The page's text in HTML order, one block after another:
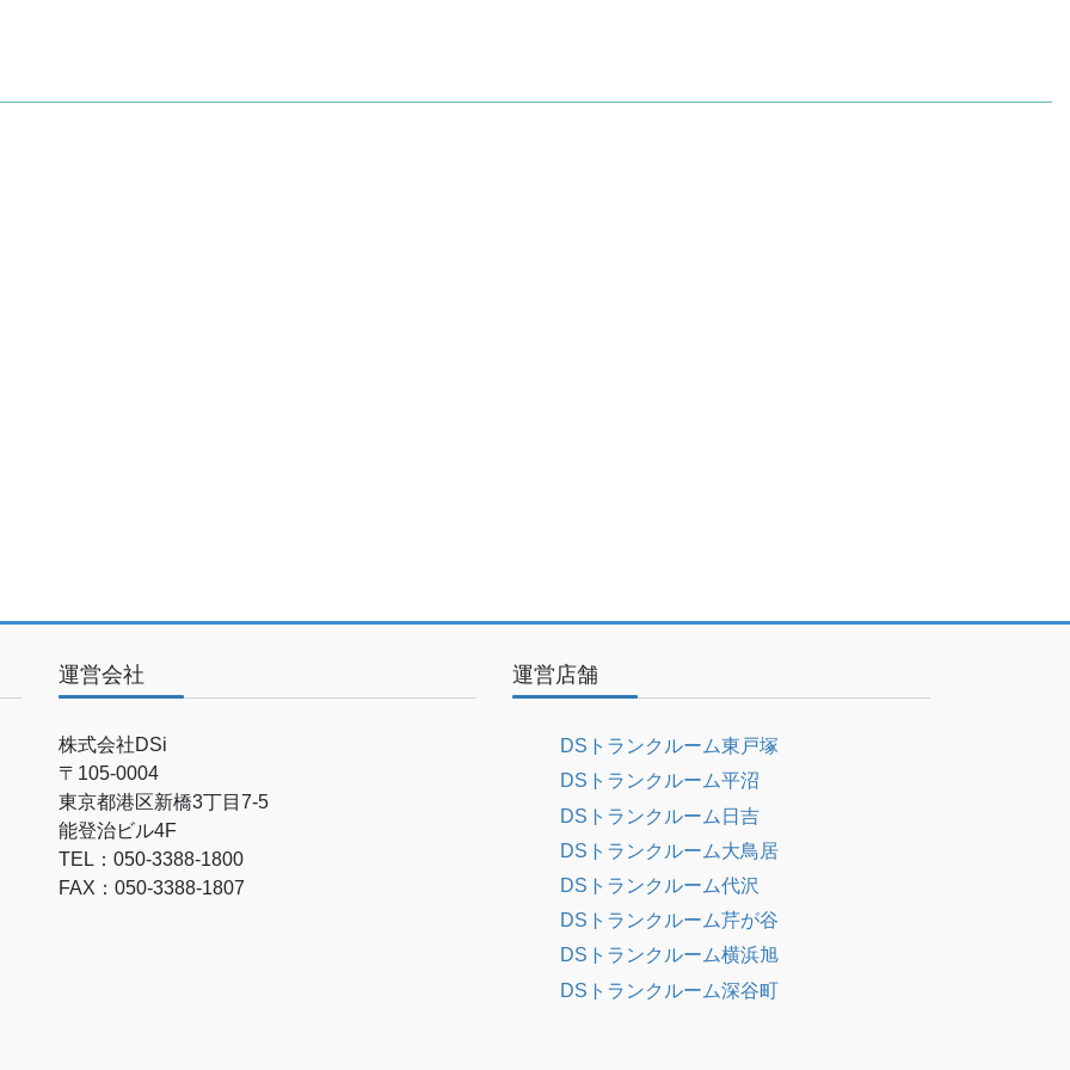
運営会社
株式会社DSi
〒105-0004
東京都港区新橋3丁目7-5
能登治ビル4F
TEL：050-3388-1800
FAX：050-3388-1807
運営店舗
DSトランクルーム東戸塚
DSトランクルーム平沼
DSトランクルーム日吉
DSトランクルーム大鳥居
DSトランクルーム代沢
DSトランクルーム芹が谷
DSトランクルーム横浜旭
DSトランクルーム深谷町